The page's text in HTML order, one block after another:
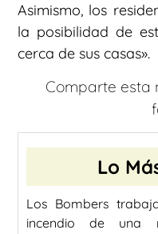
Asimismo, los
la posibilidad de
cerca de sus casas».
Comparte esta
Lo
Los Bombers
incendio de una